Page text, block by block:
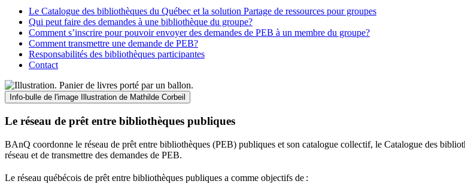
Le Catalogue des bibliothèques du Québec et la solution Partage de ressources pour groupes
Qui peut faire des demandes à une bibliothèque du groupe?
Comment s’inscrire pour pouvoir envoyer des demandes de PEB à un membre du groupe?
Comment transmettre une demande de PEB?
Responsabilités des bibliothèques participantes
Contact
Info-bulle de l'image Illustration de Mathilde Corbeil
Le réseau de prêt entre bibliothèques publiques
BAnQ coordonne le réseau de prêt entre bibliothèques (PEB) publiques et son catalogue collectif, le Catalogue des
réseau et de transmettre des demandes de PEB.
Le réseau québécois de prêt entre bibliothèques publiques a comme objectifs de :